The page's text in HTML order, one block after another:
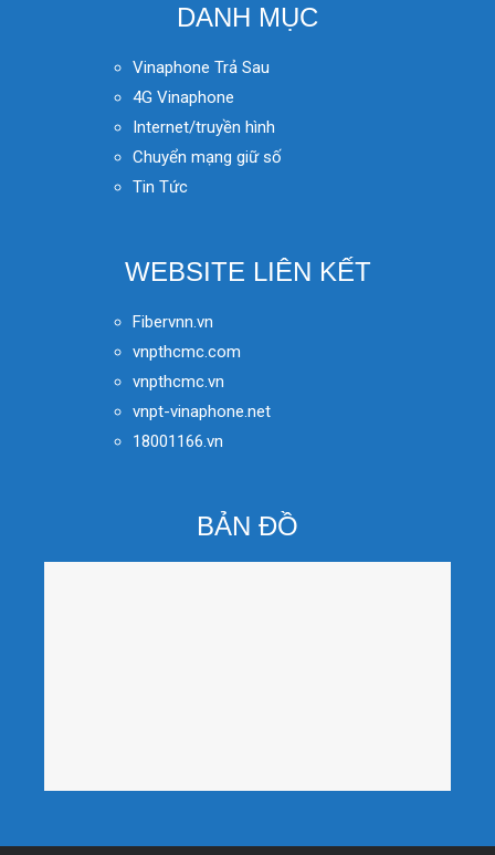
DANH MỤC
Vinaphone Trả Sau
4G Vinaphone
Internet/truyền hình
Chuyển mạng giữ số
Tin Tức
WEBSITE LIÊN KẾT
Fibervnn.vn
vnpthcmc.com
vnpthcmc.vn
vnpt-vinaphone.net
18001166.vn
BẢN ĐỒ